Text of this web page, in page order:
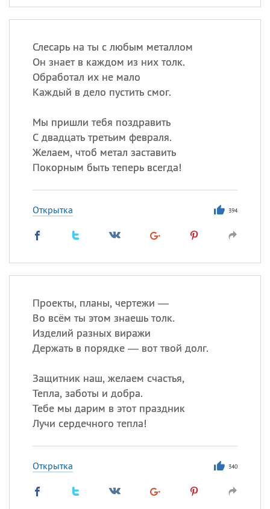
Слесарь на ты с любым металлом
Он знает в каждом из них толк.
Обработал их не мало
Каждый в дело пустить смог.
Мы пришли тебя поздравить
С двадцать третьим февраля.
Желаем, чтоб метал заставить
Покорным быть теперь всегда!
Открытка 394
Проекты, планы, чертежи —
Во всём ты этом знаешь толк.
Изделий разных виражи
Держать в порядке — вот твой долг.
Защитник наш, желаем счастья,
Тепла, заботы и добра.
Тебе мы дарим в этот праздник
Лучи сердечного тепла!
Открытка 340